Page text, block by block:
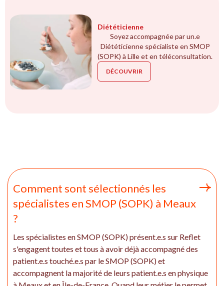
Diététicienne
Soyez accompagnée par un.e
Diététicienne spécialiste en SMOP
(SOPK) à Lille et en téléconsultation.
DÉCOUVRIR
Comment sont sélectionnés les
spécialistes en SMOP (SOPK) à Meaux
?
Les spécialistes en SMOP (SOPK) présent.e.s sur Reflet
s'engagent toutes et tous à avoir déjà accompagné des
patient.e.s touché.e.s par le SMOP (SOPK) et
accompagnent la majorité de leurs patient.e.s en physique